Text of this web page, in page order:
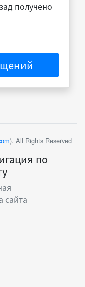
получено
). All Rights Reserved
по
сайта